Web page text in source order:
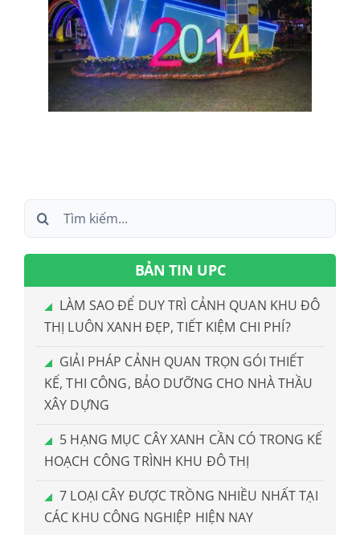
Search
BẢN TIN UPC
LÀM SAO ĐỂ DUY TRÌ CẢNH QUAN KHU ĐÔ
THỊ LUÔN XANH ĐẸP, TIẾT KIỆM CHI PHÍ?
GIẢI PHÁP CẢNH QUAN TRỌN GÓI THIẾT
KẾ, THI CÔNG, BẢO DƯỠNG CHO NHÀ THẦU
XÂY DỰNG
5 HẠNG MỤC CÂY XANH CẦN CÓ TRONG KẾ
HOẠCH CÔNG TRÌNH KHU ĐÔ THỊ
7 LOẠI CÂY ĐƯỢC TRỒNG NHIỀU NHẤT TẠI
CÁC KHU CÔNG NGHIỆP HIỆN NAY